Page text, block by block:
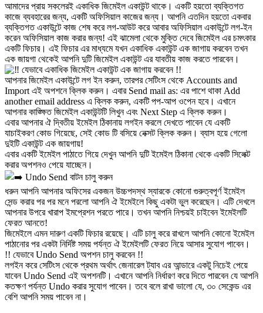
আমাদের প্রায় সকলেরই একাধিক জিমেইল একাউন্ট থাকে। একটি হয়তো ব্যক্তিগত
কাজে ব্যবহারের জন্য, একটি অফিসিয়াল কাজের জন্য। আপনি এতদিন হয়তো একবার
ব্যক্তিগত একাউন্টে কাজ শেষ করে লগ-আউট করে আবার অফিসিয়াল একাউন্টে লগ-ইন
করেন অফিসিয়াল কাজ করার জন্য! এই ঝামেলা থেকে মুক্তি দেবে জিমেইল এর চমৎকার
একটি ফিচার। এই ফিচার এর মাধ্যমে যখন একাধিক একাউন্ট এক জাগায় করবেন তখন
এক জায়গা থেকেই আপনি দুটি জিমেইল একাউন্ট এর যাবতীয় কাজ করতে পারবেন।
যেভাবে একাধিক জিমেইল একাউন্ট এক জাগায় করবেন !!
আপনার জিমেইল একাউন্টে লগ ইন করুন, তারপর সেটিংস থেকে Accounts and
Import এই অপশনে ক্লিক করুন। এবার Send mail as: এর পাশে থাকা Add
another email address এ ক্লিক করুন, একটি পপ-আপ ওপেন হবে। এখানে
আপনার কাঙ্ক্ষিত জিমেইল একাউন্টটি লিখুন এবং Next Step এ ক্লিক করুন।
এবার আপনার ঐ দ্বিতীয় ইমেইল ঠিকানায় লগইন করলে দেখতে পাবেন যে একটি
যাচাইকরণ কোড গিয়েছে, সেই কোড টি বসিয়ে নেক্সট ক্লিক করুন। ব্যাস হয়ে গেলো
দুইটি একাউন্ট এক জায়গায়!
এবার একটি ইমেইল পাঠাতে গিয়ে দেখুন আপনি দুটি ইমেইল ঠিকানা থেকে একটি সিলেক্ট
করার অপশনও পেয়ে যাচ্ছেন।
Undo Send বাটন চালু করুন
ধরুন আপনি আপনার অফিসের একজন উচ্চপদস্থ স্যারকে কোনো গুরুত্বপূর্ণ ইমেইল
সেন্ড করার পর পর মনে পরলো আপনি ঐ ইমেইলে কিছু একটা ভুল করেছেন। এটি দেখলে
আপনার উপরে খারাপ ইমপ্রেশন পরতে পারে। তখন আপনি নিশ্চয়ই চাইবেন ইমেইলটি
ফেরত আনতে!
জিমেইলে এমন দারুণ একটি ফিচার রয়েছে। এটি চালু করে রাখলে আপনি কোনো ইমেইল
পাঠানোর পর একটা নির্দিষ্ট সময় পর্যন্ত ঐ ইমেইলটি ফেরত নিয়ে আসার সুযোগ পাবেন।
!! যেভাবে Undo Send অপশন চালু করবেন !!
লগইন করে সেটিংস থেকে প্রথম অর্থাৎ জেনারেল ট্যাব এর আন্ডারে একটু নিচেই পেয়ে
যাবেন Undo Send এই অপশনটি। এখানে আপনি নির্ধারণ করে দিতে পারবেন যে আপনি
কতক্ষণ পর্যন্ত Undo করার সুযোগ পাবেন। তবে বলে রাখা ভালো যে, ৩০ সেকেন্ড এর
বেশি আপনি সময় পাবেন না।